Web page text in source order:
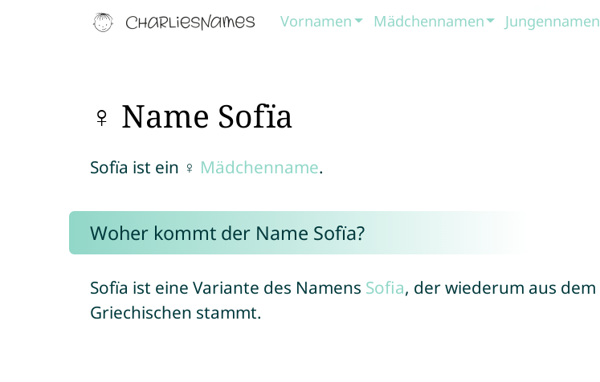
Vornamen Mädchennamen Jungennamen
♀ Name Sofïa
Sofïa ist ein ♀ Mädchenname.
Woher kommt der Name Sofïa?
Sofïa ist eine Variante des Namens Sofia, der wiederum aus dem
Griechischen stammt.